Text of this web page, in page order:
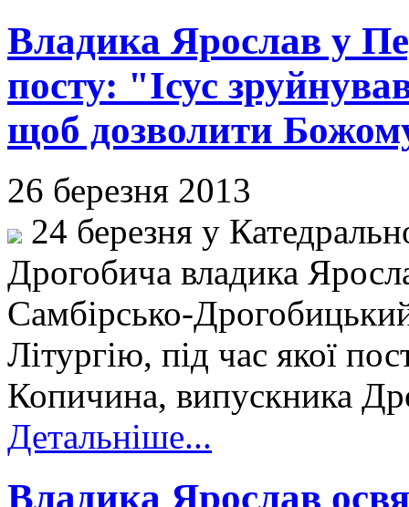
Владика Ярослав у
посту: "Ісус
щоб дозволити
26 березня 2013
24 березня у
Дрогобича владика
Самбірсько-
Літургію, під час якої
Копичина, випускника
Детальніше...
Владика Ярослав